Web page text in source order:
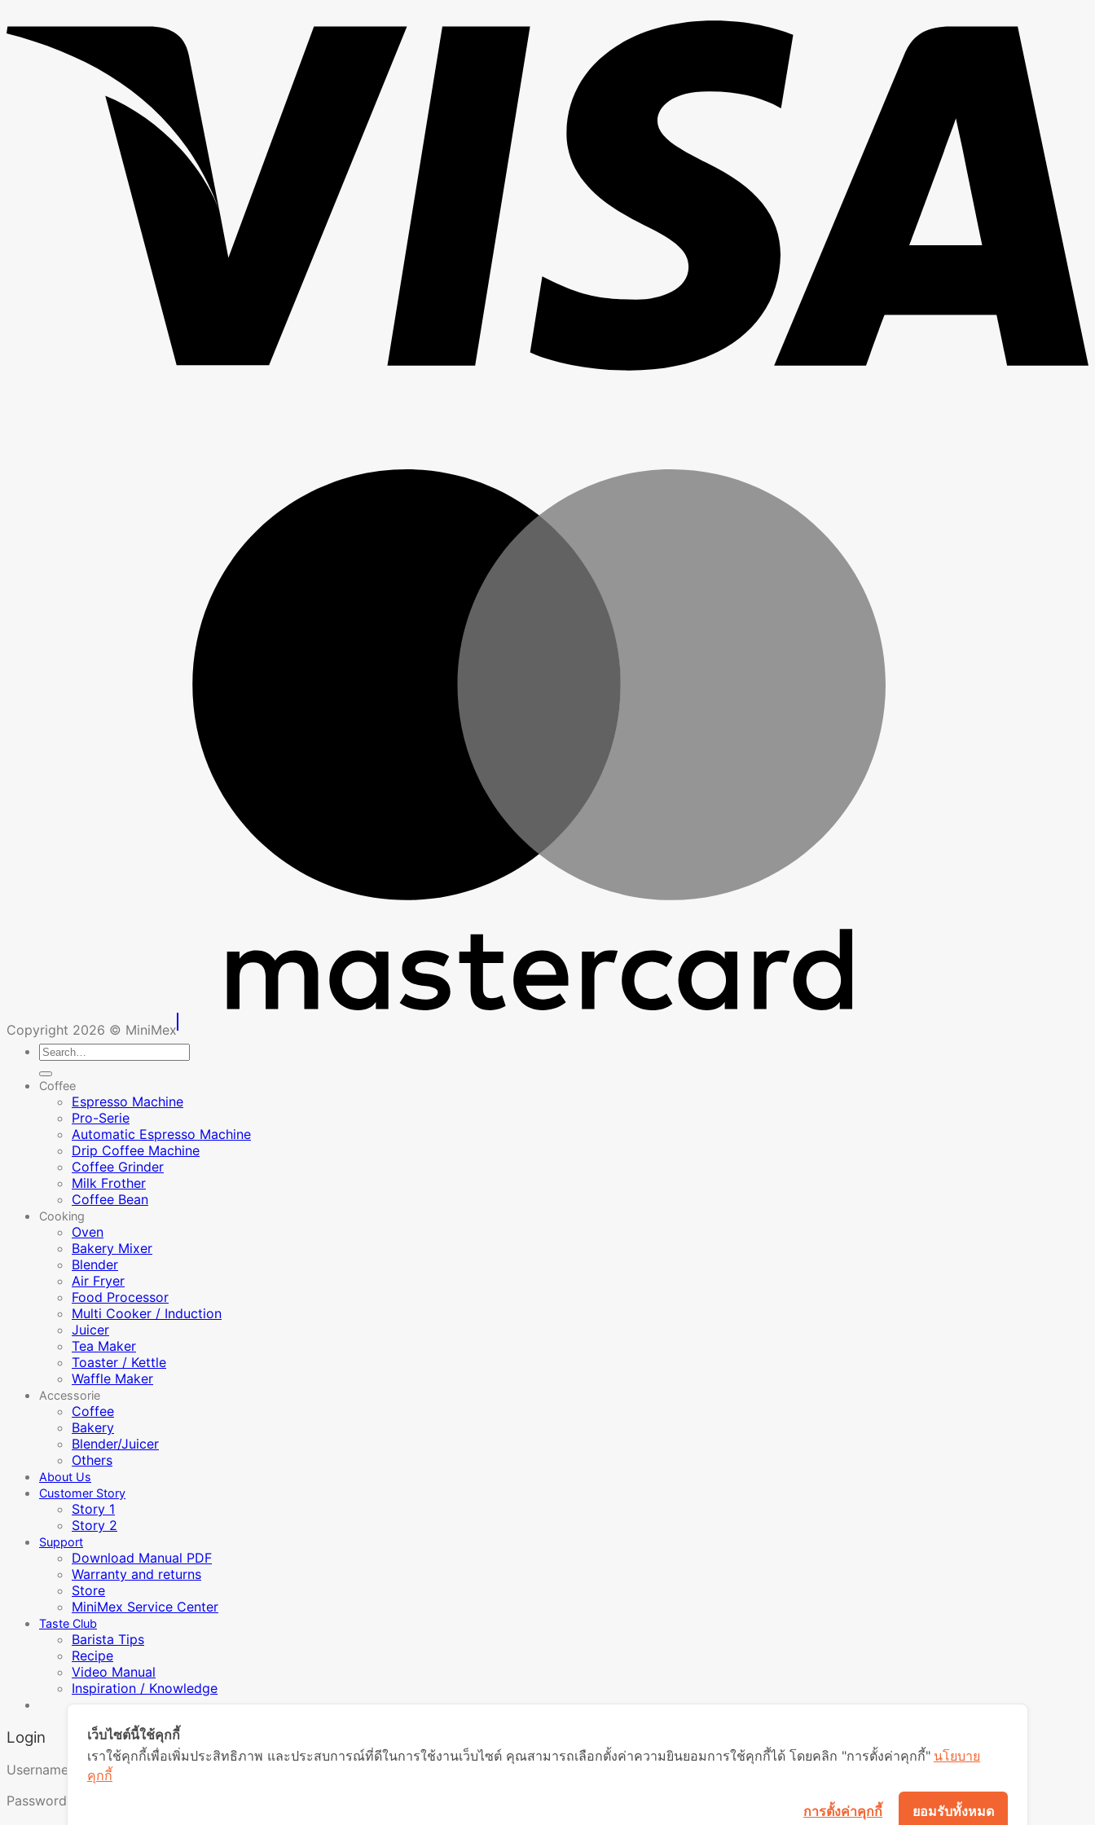
Copyright 2026 © MiniMex
Search
Coffee
Espresso Machine
Pro-Serie
Automatic Espresso Machine
Drip Coffee Machine
Coffee Grinder
Milk Frother
Coffee Bean
Cooking
Oven
Bakery Mixer
Blender
Air Fryer
Food Processor
Multi Cooker / Induction
Juicer
Tea Maker
Toaster / Kettle
Waffle Maker
Accessorie
Coffee
Bakery
Blender/Juicer
Others
About Us
Customer Story
Story 1
Story 2
Support
Download Manual PDF
Warranty and returns
Store
MiniMex Service Center
Taste Club
Barista Tips
Recipe
Video Manual
Inspiration / Knowledge
Login
Username or email address
Password
เว็บไซต์นี้ใช้คุกกี้
เราใช้คุกกี้เพื่อเพิ่มประสิทธิภาพ และประสบการณ์ที่ดีในการใช้งานเว็บไซต์ คุณสามารถเลือกตั้งค่าความยินยอมการใช้คุกกี้ได้ โดยคลิก "การตั้งค่าคุกกี้" นโยบาย
คุกกี้
ยอมรับทั้งหมด
การตั้งค่าคุกกี้